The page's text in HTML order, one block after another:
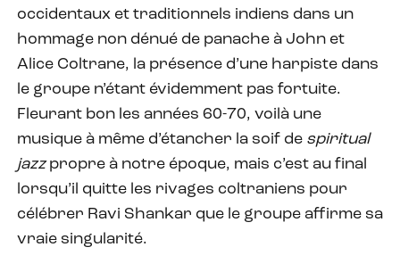
occidentaux et traditionnels indiens dans un
hommage non dénué de panache à John et
Alice Coltrane, la présence d’une harpiste dans
le groupe n’étant évidemment pas fortuite.
Fleurant bon les années 60-70, voilà une
musique à même d’étancher la soif de spiritual
jazzpropre à notre époque, mais c’est au final
lorsqu’il quitte les rivages coltraniens pour
célébrer Ravi Shankar que le groupe affirme sa
vraie singularité.